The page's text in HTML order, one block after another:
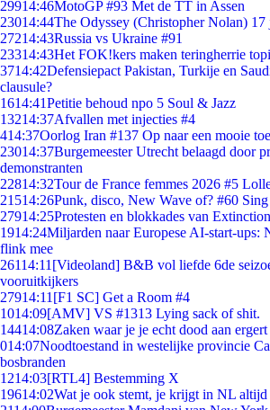
29914:46MotoGP #93 Met de TT in Assen
23014:44The Odyssey (Christopher Nolan)
27214:43Russia vs Ukraine #91
23314:43Het FOK!kers maken teringherrie
3714:42Defensiepact Pakistan, Turkije en
clausule?
1614:41Petitie behoud npo 5 Soul & Jazz
13214:37Afvallen met injecties #4
414:37Oorlog Iran #137 Op naar een mooie
23014:37Burgemeester Utrecht belaagd door
demonstranten
22814:32Tour de France femmes 2026 #5
21514:26Punk, disco, New Wave of? #60
27914:25Protesten en blokkades van
1914:24Miljarden naar Europese AI-start-ups:
flink mee
26114:11 [Videoland] B&B vol liefde 6de
vooruitkijkers
27914:11 [F1 SC] Get a Room #4
1014:09[AMV] VS #1313 Lying sack of shit.
14414:08Zaken waar je je echt dood aan
014:07Noodtoestand in westelijke provincie
bosbranden
1214:03[RTL4] Bestemming X
19614:02Wat je ook stemt, je krijgt in NL